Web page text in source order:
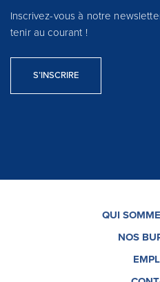
Inscrivez-vous à notre
tenir au courant !
S’INSCRIRE
QUI
NOS